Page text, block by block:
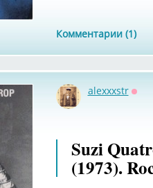
Комментарии (1)
alexxxstr
Suzi
(1973).